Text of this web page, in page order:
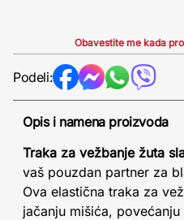
Obavestite me kada
Podeli:
Opis i namena proizvoda
Traka za vežbanje žuta
vaš pouzdan partner za
Ova elastična traka za
jačanju mišića,